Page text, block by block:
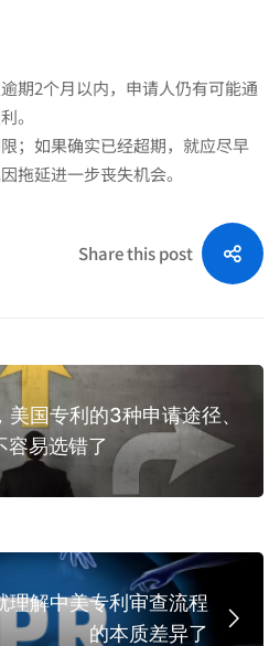
期2个月以内，申请人仍有可能通
。
；如果确实已经超期，就应尽早
拖延进一步丧失机会。
Share this post
国专利的3种申请途径、
容易选错了
理解中美专利审查流程
的本质差异了